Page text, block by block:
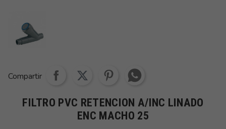
Compartir
FILTRO PVC RETENCION A/INC LINADO
ENC MACHO 25